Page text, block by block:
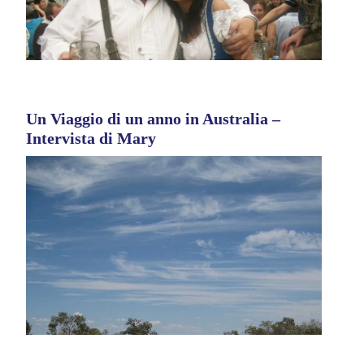
Un Viaggio di un anno in Australia –
Intervista di Mary